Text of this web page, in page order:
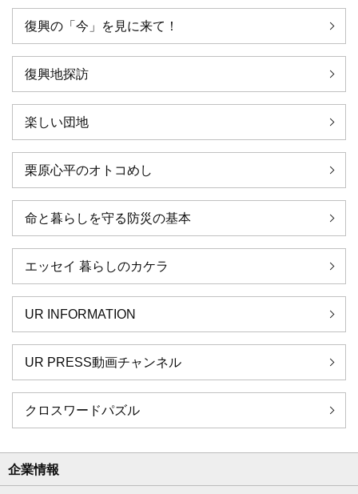
復興の「今」を見に来て！
復興地探訪
楽しい団地
栗原心平のオトコめし
命と暮らしを守る防災の基本
エッセイ 暮らしのカケラ
UR INFORMATION
UR PRESS動画チャンネル
クロスワードパズル
企業情報